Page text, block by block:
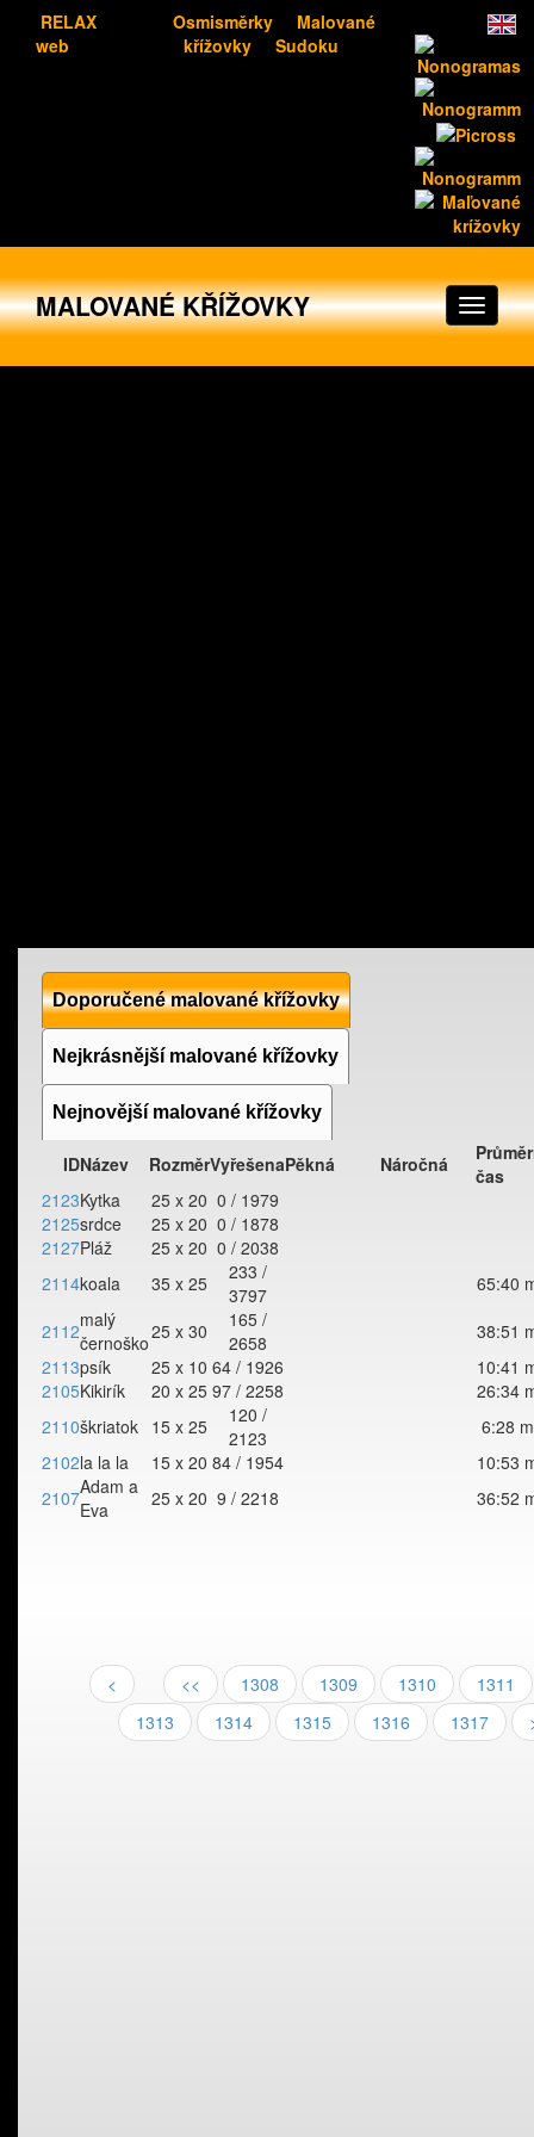
RELAX
web
Osmisměrky
Malované
křížovky
Sudoku
MALOVANÉ KŘÍŽOVKY
Doporučené malované křížovky
Nejkrásnější malované křížovky
Nejnovější malované křížovky
IDNázev RozměrVyřešenaPěkná Náročná
čas
2123Kytka 25 x 20 0 / 1979
2125srdce 25 x 20 0 / 1878
2127Pláž 25 x 20 0 / 2038
2114koala 35 x 25
233 /
3797
65:40
2112malý
černoško25 x 30
165 /
2658
38:51
2113psík 25 x 10 64 / 1926
10:41
2105Kikirík 20 x 25 97 / 2258
26:34
2110škriatok 15 x 25
120 /
2123
6:28
2102la la la 15 x 20 84 / 1954
10:53
2107Adam a
Eva
25 x 20 9 / 2218 36:52
<<
< 1308 1309 1310
1311
1313
1314 1315 1316 1317